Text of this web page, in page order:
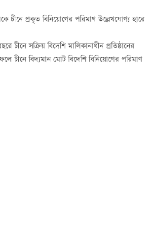
চীনে প্রকৃত বিনিয়োগের পরিমাণ উল্লেখযোগ্য হারে
চীনে সক্রিয় বিদেশি মালিকানাধীন প্রতিষ্ঠানের
চীনে বিদ্যমান মোট বিদেশি বিনিয়োগের পরিমাণ